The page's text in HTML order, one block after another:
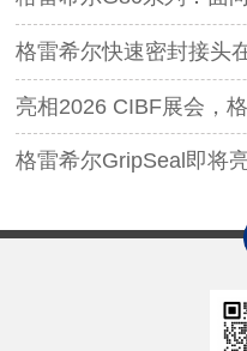
格雷希尔快速密封接头在新能
亮相2026 CIBF展会，格雷希尔
格雷希尔GripSeal即将亮相